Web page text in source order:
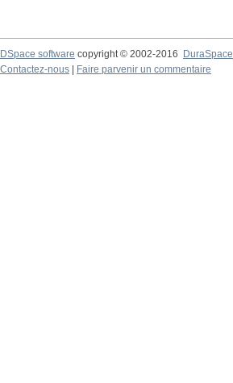
DSpace software copyright © 2002-2016
DuraSpace
Contactez-nous
Faire parvenir un commentaire